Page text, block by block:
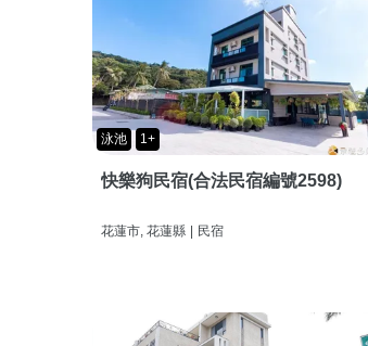
泳池 1+
快樂狗民宿(合法民宿編號2598)
花蓮市, 花蓮縣 | 民宿